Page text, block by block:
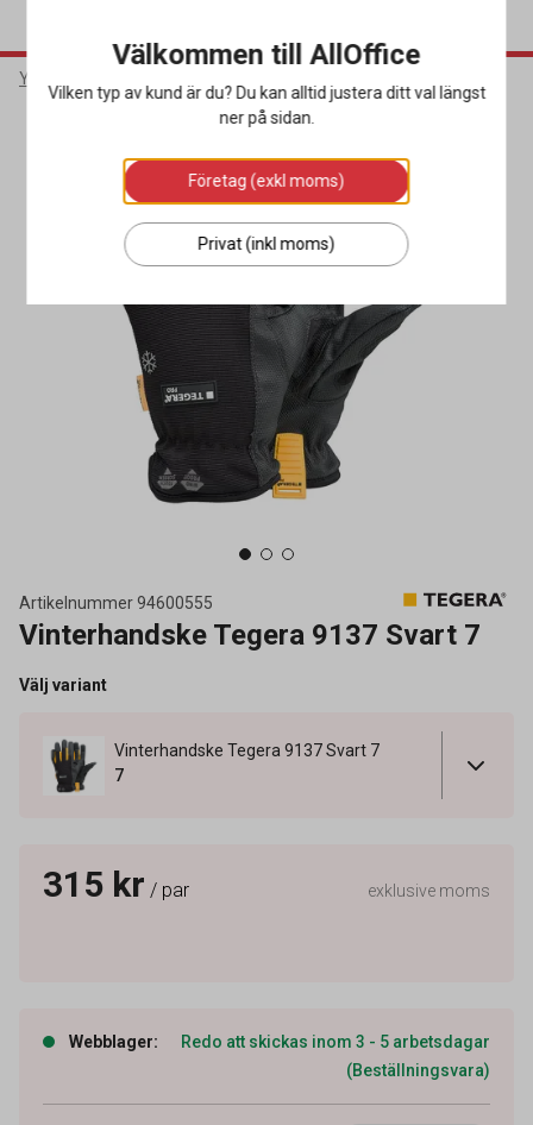
Yrkeskläder & Skydd
Artikelnummer94600555
Vinterhandske Tegera 9137 Svart 7
Välj variant
Vinterhandske Tegera 9137 Svart 7
7
315 kr / par exklusive moms
Webblager:
Redo att skickas inom 3 - 5 arbetsdagar
(Beställningsvara)
Välkommen till AllOffice
Vilken typ av kund är du? Du kan alltid justera ditt val längst
ner på sidan.
Företag (exkl moms)
Privat (inkl moms)